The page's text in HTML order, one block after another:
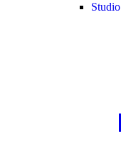
Studio